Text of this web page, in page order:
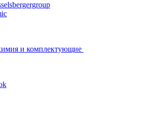
и комплектующие